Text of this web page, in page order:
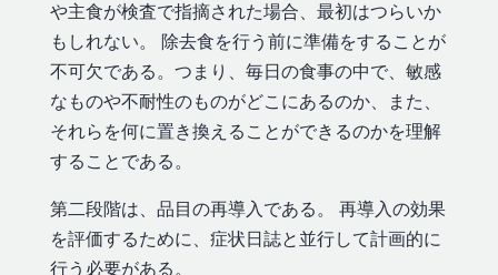
や主食が検査で指摘された場合、最初はつらいか
もしれない。 除去食を行う前に準備をすることが
不可欠である。つまり、毎日の食事の中で、敏感
なものや不耐性のものがどこにあるのか、また、
それらを何に置き換えることができるのかを理解
することである。
第二段階は、品目の再導入である。 再導入の効果
を評価するために、症状日誌と並行して計画的に
行う必要がある。